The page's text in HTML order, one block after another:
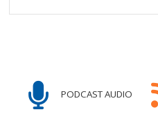
PODCAST AUDIO